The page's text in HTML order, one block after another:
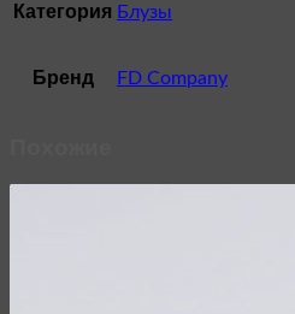
Категория Блузы
Бренд FD Company